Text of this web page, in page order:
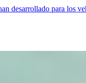
desarrollado para los